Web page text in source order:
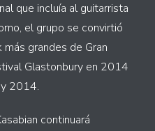
que incluía al guitarrista
el grupo se convirtió
grandes de Gran
Glastonbury en 2014
2014.
continuará